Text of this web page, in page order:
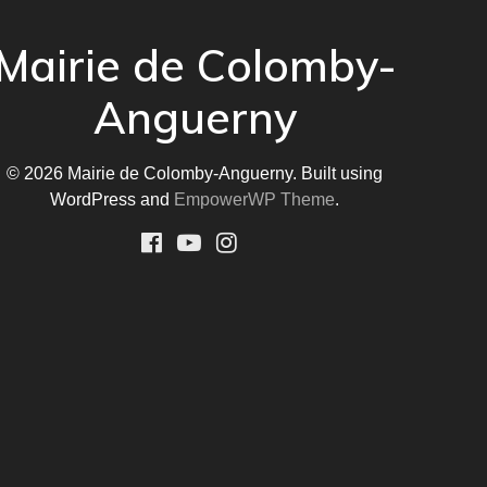
de Colomby-
Anguerny
© 2026 Mairie de Colomby-Anguerny. Built using
WordPress and EmpowerWP Theme.